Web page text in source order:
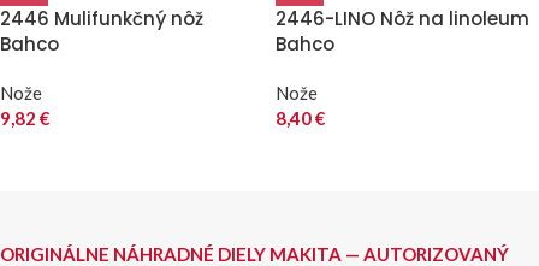
2446 Mulifunkčný nôž
Bahco
Nože
9,82 €
2446-LINO Nôž na linoleum
Bahco
Nože
8,40€
ORIGINÁLNE NÁHRADNÉ DIELY MAKITA — AUTORIZOVANÝ